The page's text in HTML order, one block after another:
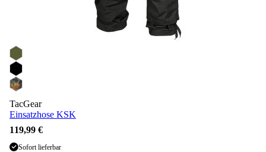
TacGear
Einsatzhose KSK
119,99 €
Sofort lieferbar